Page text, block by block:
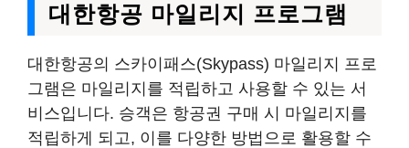
대한항공 마일리지 프로그램
대한항공의 스카이패스(Skypass) 마일리지 프로
그램은 마일리지를 적립하고 사용할 수 있는 서
비스입니다. 승객은 항공권 구매 시 마일리지를
적립하게 되고, 이를 다양한 방법으로 활용할 수